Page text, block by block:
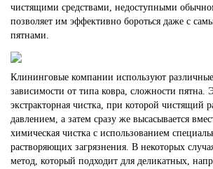
чистящими средствами, недоступными
позволяет им эффективно бороться даже с
пятнами.
Клининговые компании используют
зависимости от типа ковра, сложности пятна.
экстракторная чистка, при которой чистящий
давлением, а затем сразу же высасывается
химическая чистка с использованием
растворяющих загрязнения. В некоторых
метод, который подходит для деликатных,